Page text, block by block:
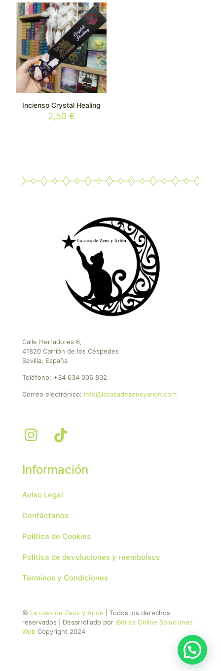
Incienso Crystal Healing
2,50€
Calle Herradores 6,
41820 Carrión de los Céspedes
Sevilla, España
Teléfono: +34 634 006 802
Correo electrónico: info@lacasadezeusyarion.com
Información
Aviso Legal
Contáctanos
Política de Cookies
Política de devoluciones y reembolsos
Términos y Condiciones
© La casa de Zeus y Arión | Todos los derechos
reservados | Desarrollado por iBérica Online Soluciones
Web Copyright 2024